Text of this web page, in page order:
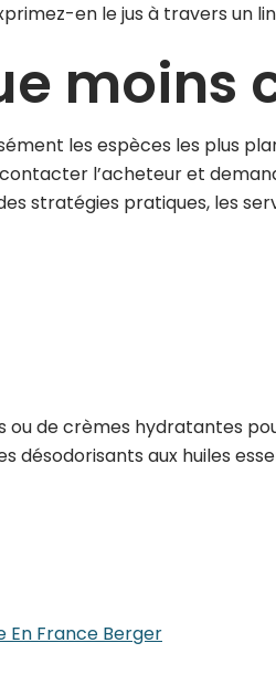
en le jus à travers un
moins
les espèces les plus
l’acheteur et
stratégies pratiques, les
ou de crèmes hydratantes
désodorisants aux huiles
En France Berger